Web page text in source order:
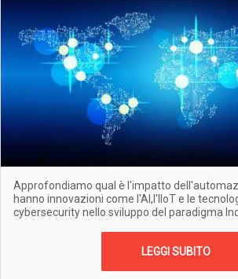
Approfondiamo qual è l'impatto
hanno innovazioni come l'AI,l'IIoT e le
cybersecurity nello sviluppo del paradigma
LEGGI SUBITO